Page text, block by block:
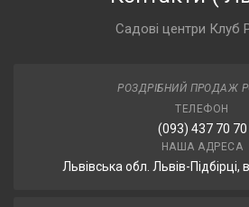
Садові центри Клуб
РОЗДРІБНИЙ ПРОДАЖ
ТЕЛЕФОН
(093) 437 70 70
НАША АДРЕСА
Львівська обл. Львів-